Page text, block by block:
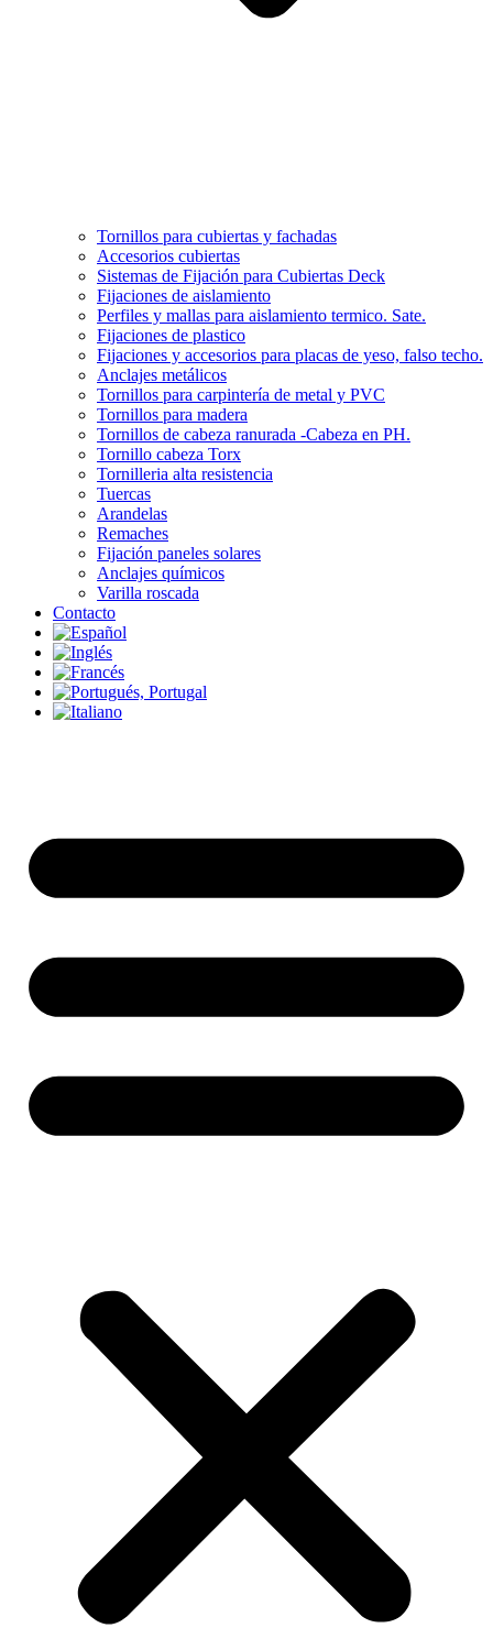
Tornillos para cubiertas y fachadas
Accesorios cubiertas
Sistemas de Fijación para Cubiertas Deck
Fijaciones de aislamiento
Perfiles y mallas para aislamiento termico. Sate.
Fijaciones de plastico
Fijaciones y accesorios para placas de yeso, falso techo.
Anclajes metálicos
Tornillos para carpintería de metal y PVC
Tornillos para madera
Tornillos de cabeza ranurada -Cabeza en PH.
Tornillo cabeza Torx
Tornilleria alta resistencia
Tuercas
Arandelas
Remaches
Fijación paneles solares
Anclajes químicos
Varilla roscada
Contacto